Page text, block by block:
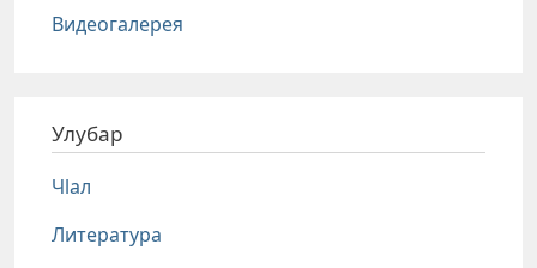
Видеогалерея
Улубар
Чlал
Литература